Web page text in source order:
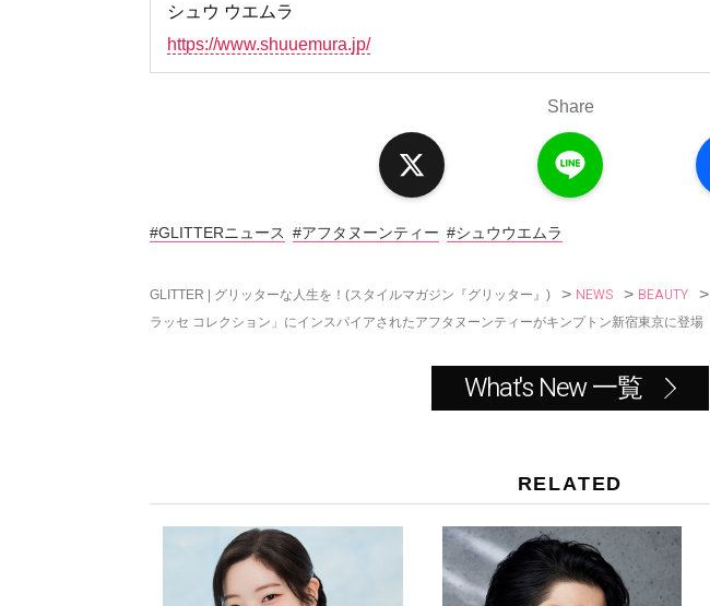
シュウ ウエムラ
https://www.shuuemura.jp/
Share
#GLITTERニュース #アフタヌーンティー #シュウウエムラ
GLITTER | グリッターな人生を！(スタイルマガジン『グリッター』) > NEWS > BEAUTY >
ラッセ コレクション」にインスパイアされたアフタヌーンティーがキンプトン新宿東京に登場
What's New 一覧
RELATED